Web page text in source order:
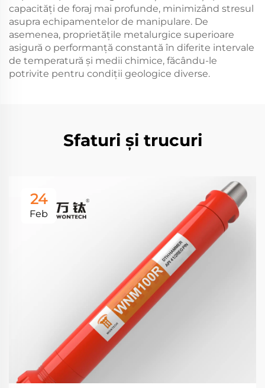
capacități de foraj mai profunde, minimizând stresul
asupra echipamentelor de manipulare. De
asemenea, proprietățile metalurgice superioare
asigură o performanță constantă în diferite intervale
de temperatură și medii chimice, făcându-le
potrivite pentru condiții geologice diverse.
Sfaturi și trucuri
24
Feb